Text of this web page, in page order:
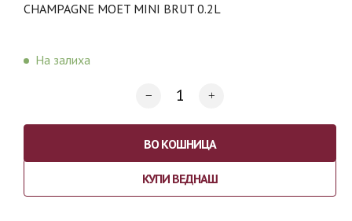
CHAMPAGNE MOET MINI BRUT 0.2L
На залиха
ВО КОШНИЦА
КУПИ ВЕДНАШ